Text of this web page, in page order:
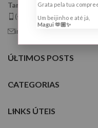
Taróloga, Cartomante e
(+351) 925 799 410
ÚLTIMOS POSTS
CATEGORIAS
LINKS ÚTEIS
Grata pela tua
Um beijinho e até já,
Magui 🫶🏼✨